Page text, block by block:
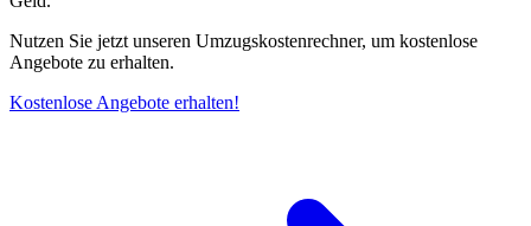
Nutzen Sie jetzt unseren Umzugskostenrechner, um kostenlose
Angebote zu erhalten.
Kostenlose Angebote erhalten!